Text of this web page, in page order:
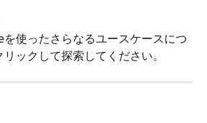
使ったさらなるユースケースにつ
リックして探索してください。